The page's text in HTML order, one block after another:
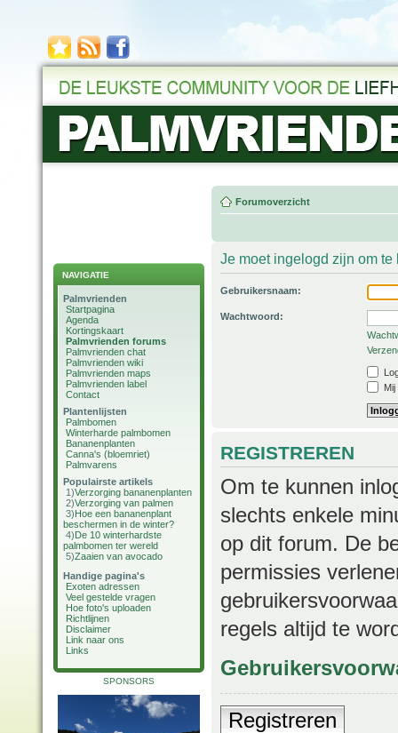
NAVIGATIE
Palmvrienden
Startpagina
Agenda
Kortingskaart
Palmvrienden forums
Palmvrienden chat
Palmvrienden wiki
Palmvrienden maps
Palmvrienden label
Contact
Plantenlijsten
Palmbomen
Winterharde palmbomen
Bananenplanten
Canna's (bloemriet)
Palmvarens
Populairste artikels
1)Verzorging bananenplanten
2)Verzorging van palmen
3)Hoe een bananenplant
beschermen in de winter?
4)De 10 winterhardste
palmbomen ter wereld
5)Zaaien van avocado
Handige pagina's
Exoten adressen
Veel gestelde vragen
Hoe foto's uploaden
Richtlijnen
Disclaimer
Link naar ons
Links
SPONSORS
Forumoverzicht
Je moet ingelogd zijn om
Gebruikersnaam:
Wachtwoord:
REGISTREREN
Om te kunnen
slechts enkele
op dit forum. De
permissies
regels altijd te
Registreren